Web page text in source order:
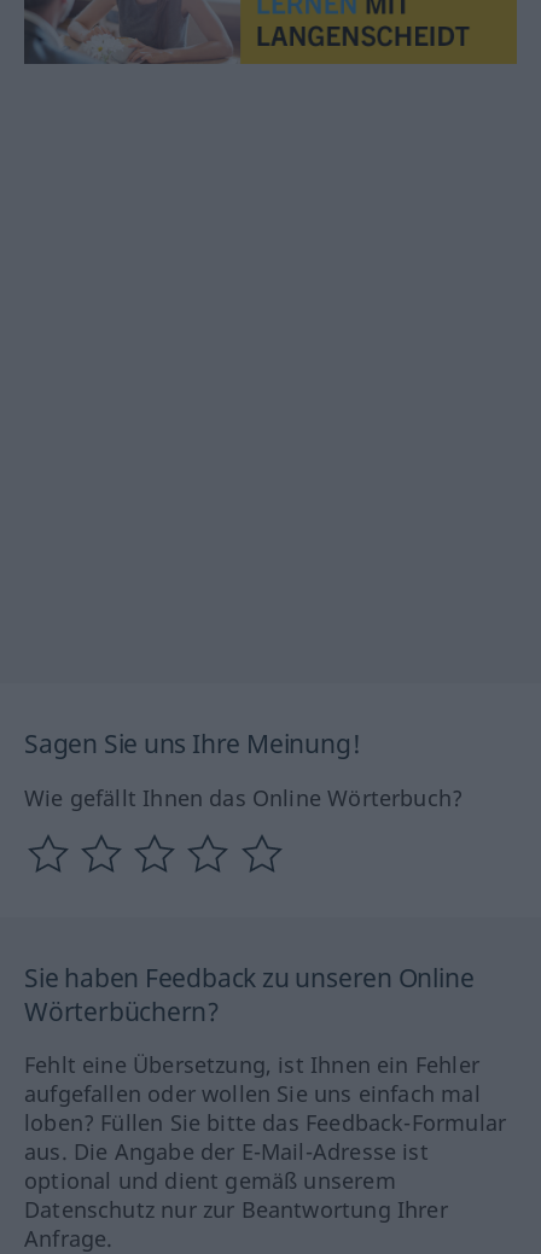
Sagen Sie uns Ihre Meinung!
Wie gefällt Ihnen das Online Wörterbuch?
Sie haben Feedback zu unseren Online
Wörterbüchern?
Fehlt eine Übersetzung, ist Ihnen ein Fehler
aufgefallen oder wollen Sie uns einfach mal
loben? Füllen Sie bitte das Feedback-Formular
aus. Die Angabe der E-Mail-Adresse ist
optional und dient gemäß unserem
Datenschutz nur zur Beantwortung Ihrer
Anfrage.